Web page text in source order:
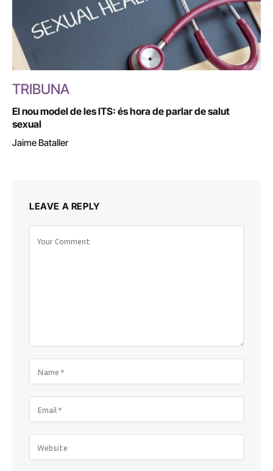
TRIBUNA
El nou model de les ITS: és hora de parlar de salut
sexual
Jaime Bataller
LEAVE A REPLY